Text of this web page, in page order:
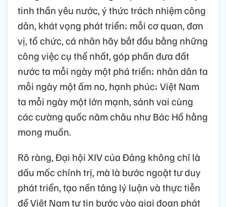
Trong phát biểu bế mạc Đại hội, Tổng Bí thư
Tô Lâm khẳng định, thành công rất tốt đẹp
của Đại hội XIV thể hiện niềm tin, ý chí, quyết
tâm và tầm nhìn phát triển mới của đất nước
ta. Thay mặt Đại hội, Tổng Bí thư kêu gọi
toàn Đảng, toàn dân, toàn quân cả nước,
đồng bào ta ở nước ngoài phát huy cao độ
tinh thần yêu nước, ý thức trách nhiệm công
dân, khát vọng phát triển; mỗi cơ quan, đơn
vị, tổ chức, cá nhân hãy bắt đầu bằng những
công việc cụ thể nhất, góp phần đưa đất
nước ta mỗi ngày một phá triển; nhân dân ta
mỗi ngày một ấm no, hạnh phúc; Việt Nam